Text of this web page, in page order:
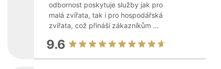
odbornost poskytuje služby jak pro
malá zvířata, tak i pro hospodářská
zvířata, což přináší zákazníkům ...
9.6